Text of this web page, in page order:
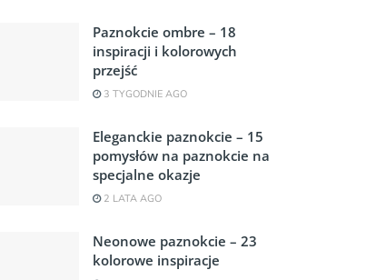
Paznokcie ombre – 18
inspiracji i kolorowych
przejść
3 TYGODNIE AGO
Eleganckie paznokcie – 15
pomysłów na paznokcie na
specjalne okazje
2 LATA AGO
Neonowe paznokcie – 23
kolorowe inspiracje